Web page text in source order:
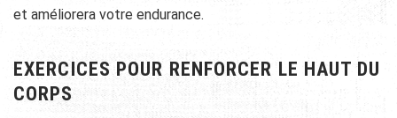
et améliorera votre endurance.
EXERCICES POUR RENFORCER LE HAUT DU
CORPS